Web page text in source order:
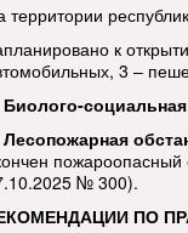
территории
к
3 –
Биолого-
Лесопожарная
пожароопасный
№ 300).
ПО